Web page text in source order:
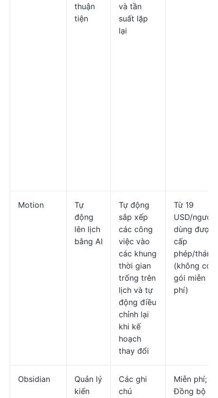
thuận
tiện
và tần
suất lặp
lại
Motion
Tự
động
lên lịch
bằng AI
Tự động
sắp xếp
các công
việc vào
các khung
thời gian
trống trên
lịch và tự
động điều
chỉnh lại
khi kế
hoạch
thay đổi
Từ 19
USD/người
dùng được
cấp
phép/tháng
(không có
gói miễn
phí)
Obsidian
Quản lý
kiến
Các ghi
chú
Miễn phí;
Đồng bộ